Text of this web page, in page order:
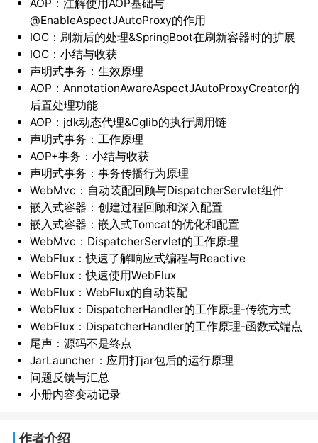
AOP：注解使用AOP基础与
@EnableAspectJAutoProxy的作用
IOC：刷新后的处理&SpringBoot在刷新容器时的扩展
IOC：小结与收获
声明式事务：生效原理
AOP：AnnotationAwareAspectJAutoProxyCreator的
后置处理功能
AOP：jdk动态代理&Cglib的执行调用链
声明式事务：工作原理
AOP+事务：小结与收获
声明式事务：事务传播行为原理
WebMvc：自动装配回顾与DispatcherServlet组件
嵌入式容器：创建过程回顾和深入配置
嵌入式容器：嵌入式Tomcat的优化和配置
WebMvc：DispatcherServlet的工作原理
WebFlux：快速了解响应式编程与Reactive
WebFlux：快速使用WebFlux
WebFlux：WebFlux的自动装配
WebFlux：DispatcherHandler的工作原理-传统方式
WebFlux：DispatcherHandler的工作原理-函数式端点
尾声：源码不是终点
JarLauncher：应用打jar包后的运行原理
问题反馈与汇总
小册内容变动记录
作者介绍